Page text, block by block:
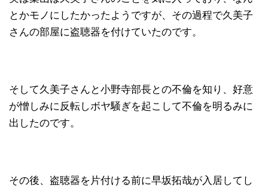
とかモノにしたかったようですが、その過程で久美子
さんの部屋に盗聴器を付けていたのです。
そして久美子さんと小野寺部長との不倫を知り、好意
が憎しみに反転しボヤ騒ぎを起こして不倫を明るみに
出したのです。
その後、盗聴器を片付ける前に早坂拓哉が入居してし